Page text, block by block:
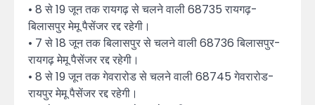
• 8 से 19 जून तक रायगढ़ से चलने वाली 68735 रायगढ़-
बिलासपुर मेमू पैसेंजर रद्द रहेगी।
• 7 से 18 जून तक बिलासपुर से चलने वाली 68736 बिलासपुर-
रायगढ़ मेमू पैसेंजर रद्द रहेगी।
• 8 से 19 जून तक गेवरारोड से चलने वाली 68745 गेवरारोड-
रायपुर मेमू पैसेंजर रद्द रहेगी।